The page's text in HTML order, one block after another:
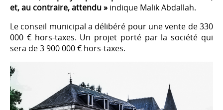
et, au contraire, attendu » indique Malik Abdallah.
Le conseil municipal a délibéré pour une vente de 330
000 € hors-taxes. Un projet porté par la société qui
sera de 3 900 000 € hors-taxes.